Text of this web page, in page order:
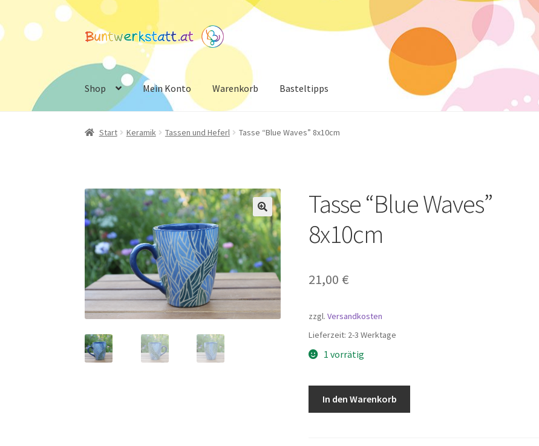
Zur
Navigation
springen
Zum
Inhalt
springen
Shop Mein Konto Warenkorb Basteltipps
Start Keramik Tassen und Heferl Tasse “Blue Waves” 8x10cm
Tasse “Blue Waves”
8x10cm
21,00 €
zzgl.Versandkosten
Lieferzeit: 2-3 Werktage
1 vorrätig
In den Warenkorb